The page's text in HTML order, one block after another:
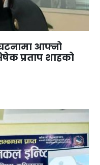
आफ्नो
प्रताप शाहको